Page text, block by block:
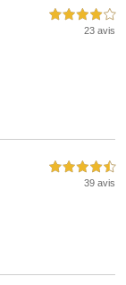
4,0 étoiles sur 5
23 avis
4,5 étoiles sur 5
39 avis